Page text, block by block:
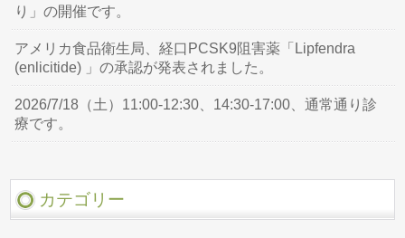
り」の開催です。
アメリカ食品衛生局、経口PCSK9阻害薬「Lipfendra
(enlicitide) 」の承認が発表されました。
2026/7/18（土）11:00-12:30、14:30-17:00、通常通り診
療です。
カテゴリー